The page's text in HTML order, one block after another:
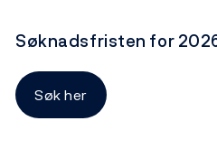
Søknadsfristen for
Søk her